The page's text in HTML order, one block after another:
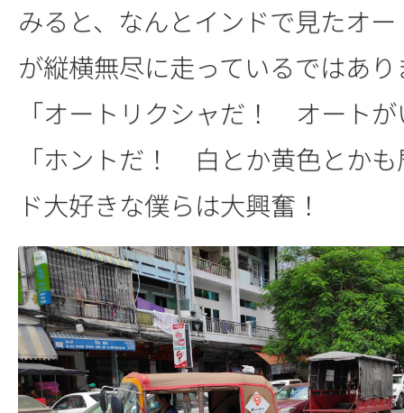
みると、なんとインドで見たオ
が縦横無尽に走っているではあ
「オートリクシャだ！ オート
「ホントだ！ 白とか黄色とか
ド大好きな僕らは大興奮！